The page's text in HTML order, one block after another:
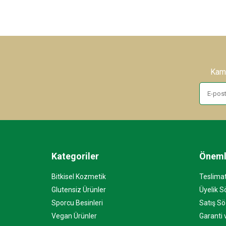
Kategoriler
Bitkisel Kozmetik
Glutensiz Ürünler
Sporcu Besinleri
Vegan Ürünler
Üyelik
Satış
Garanti